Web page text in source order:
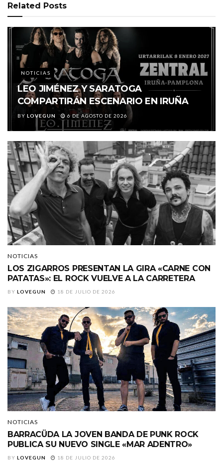
Related Posts
NOTICIAS
LEO JIMÉNEZ Y SARATOGA
COMPARTIRÁN ESCENARIO EN IRUÑA
BY LOVEGUN 6 DE AGOSTO DE 2026
NOTICIAS
LOS ZIGARROS PRESENTAN LA GIRA «CARNE CON
PATATAS»: EL ROCK VUELVE A LA CARRETERA
BY LOVEGUN 18 DE JULIO DE 2026
NOTICIAS
BARRACÜDA LA JOVEN BANDA DE PUNK ROCK
PUBLICA SU NUEVO SINGLE «MAR ADENTRO»
BY LOVEGUN 18 DE JULIO DE 2026